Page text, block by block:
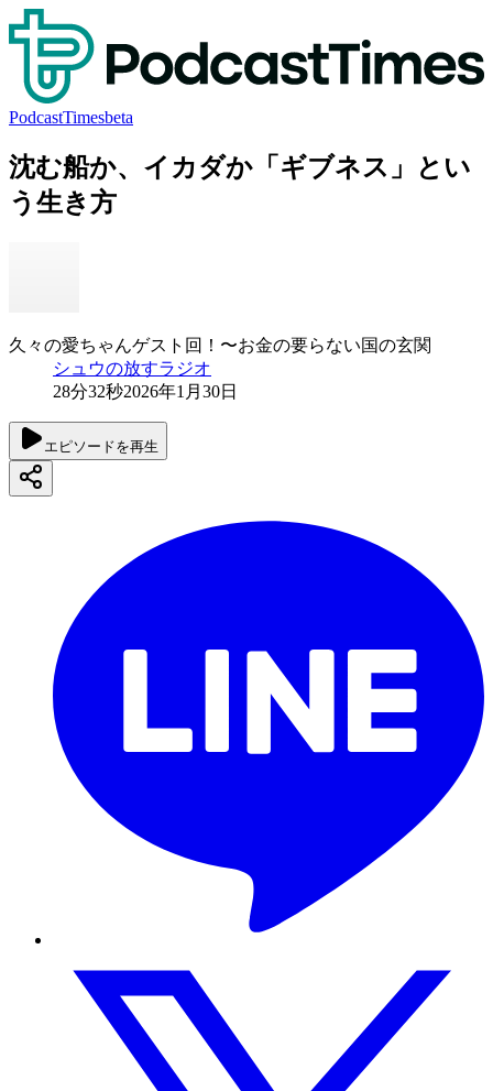
PodcastTimesbeta
沈む船か、イカダか「ギブネス」とい
う生き方
久々の愛ちゃんゲスト回！〜お金の要らない国の玄関
シュウの放すラジオ
28分32秒2026年1月30日
エピソードを再生